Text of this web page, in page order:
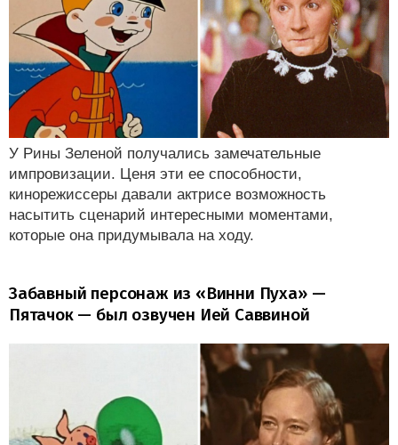
У Рины Зеленой получались замечательные
импровизации. Ценя эти ее способности,
кинорежиссеры давали актрисе возможность
насытить сценарий интересными моментами,
которые она придумывала на ходу.
Забавный персонаж из «Винни Пуха» —
Пятачок — был озвучен Ией Саввиной